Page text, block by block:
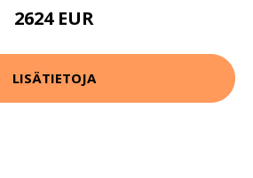
2624 EUR
LISÄTIETOJA